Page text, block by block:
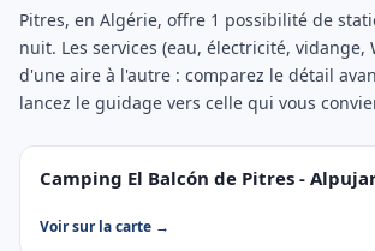
Pitres, en Algérie, offre 1 possibilité de
nuit. Les services (eau, électricité, vidange,
d'une aire à l'autre : comparez le détail
lancez le guidage vers celle qui vous
Camping El Balcón de Pitres -
Voir sur la carte →